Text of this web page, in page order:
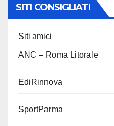
SITI CONSIGLIATI
Siti amici
ANC – Roma Litorale
EdiRinnova
SportParma